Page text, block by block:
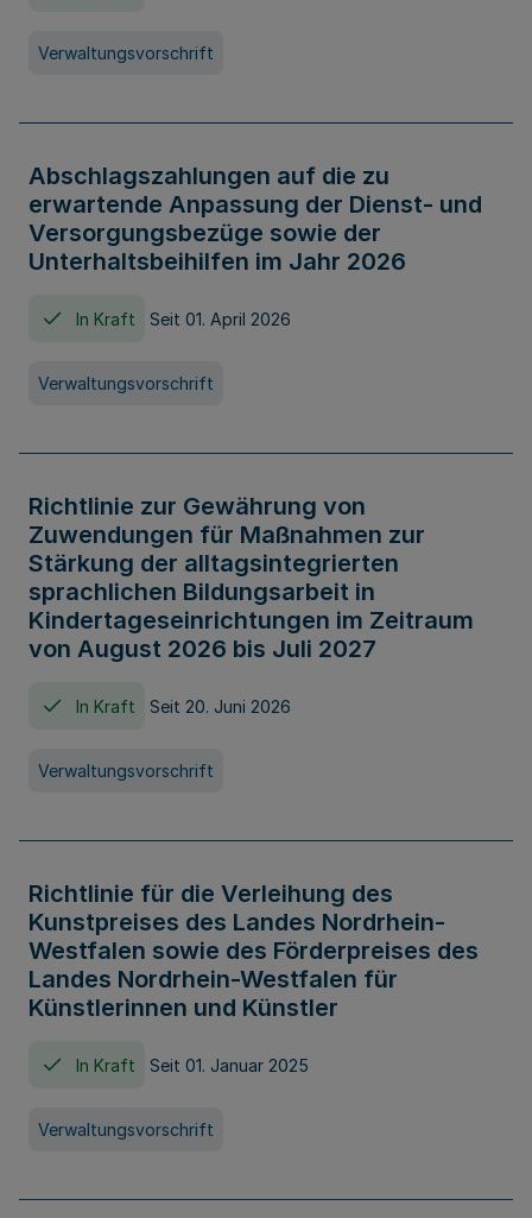
Verwaltungsvorschrift
Abschlagszahlungen auf die zu
erwartende Anpassung der Dienst- und
Versorgungsbezüge sowie der
Unterhaltsbeihilfen im Jahr 2026
In Kraft Seit 01. April 2026
Verwaltungsvorschrift
Richtlinie zur Gewährung von
Zuwendungen für Maßnahmen zur
Stärkung der alltagsintegrierten
sprachlichen Bildungsarbeit in
Kindertageseinrichtungen im Zeitraum
von August 2026 bis Juli 2027
In Kraft Seit 20. Juni 2026
Verwaltungsvorschrift
Richtlinie für die Verleihung des
Kunstpreises des Landes Nordrhein-
Westfalen sowie des Förderpreises des
Landes Nordrhein-Westfalen für
Künstlerinnen und Künstler
In Kraft Seit 01. Januar 2025
Verwaltungsvorschrift